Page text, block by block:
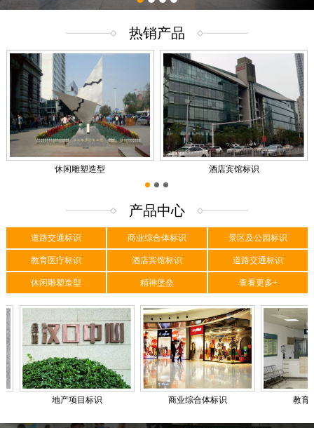
1 2 3 4
热销产品
休闲雕塑造型 酒店宾馆标识
产品中心
道路交通标识 商业综合体标识 景区及公园标识
教育医疗标识 酒店宾馆标识 道路交通标识
休闲雕塑造型 精神堡垒 查看更多+
地产项目标识 商业综合体标识 教育医